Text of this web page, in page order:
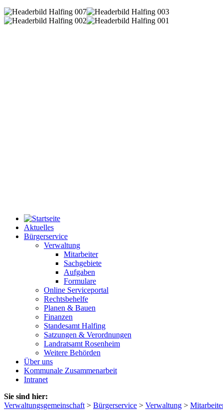
Aktuelles
Bürgerservice
Verwaltung
Mitarbeiter
Sachgebiete
Aufgaben
Formulare
Online Serviceportal
Rechtsbehelfe
Planen & Bauen
Finanzen
Standesamt Halfing
Satzungen & Verordnungen
Landratsamt Rosenheim
Weitere Behörden
Über uns
Kommunale Zusammenarbeit
Intranet
Sie sind hier:
Verwaltungsgemeinschaft > Bürgerservice > Verwaltung >